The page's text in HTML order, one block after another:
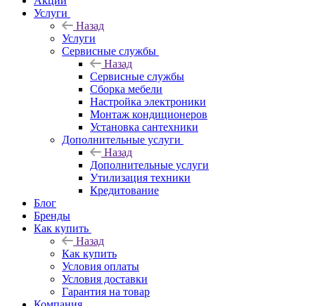
Услуги
Назад
Услуги
Сервисные службы
Назад
Сервисные службы
Сборка мебели
Настройка электроники
Монтаж кондиционеров
Установка сантехники
Дополнительные услуги
Назад
Дополнительные услуги
Утилизация техники
Кредитование
Блог
Бренды
Как купить
Назад
Как купить
Условия оплаты
Условия доставки
Гарантия на товар